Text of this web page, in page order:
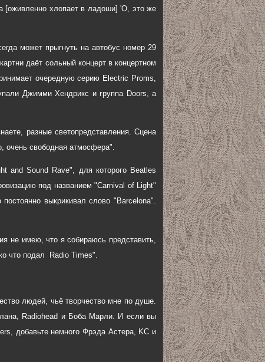
[оживленно хлопает в ладоши] 'О, это же
может прыгнуть на автобус номер 29
даёт сольный концерт в концертном
очередную серию Electric Proms,
Джимми Хендрикс и группа Doors, а
разные светопредставления. Сцена
очень свободная атмосфера".
and Sound Rave", для которого Beatles
под названием "Carnival of Light"
выкрикивал слово "Barcelona".
не имею, что я собираюсь представить,
что подал Radio Times".
людей, чьё творчество мне по душе.
Radiohead и Боба Марли. И если вы
добавьте немного Фрэда Астера, KC и